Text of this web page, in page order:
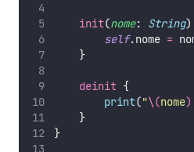
init(nome: String)
self.nome =
    }
deinit {
print("\(nome)
    }
}